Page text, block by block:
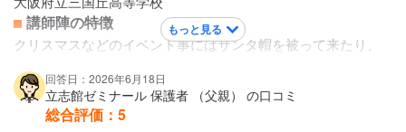
講師陣の特徴
クリスマスなどのイベント事にはサンタ帽を被って来たり、
い日でも会いに行けば難しい問題はある？と聞いてくれるの
で質問しやすいです。 めんどくさいと言われる先生もいます
もっと見る
回答日：2026年6月18日
立志館ゼミナール 保護者 （父親） の口コミ
総合評価： 5